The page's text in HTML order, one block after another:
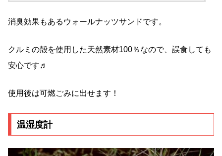
消臭効果もあるウォールナッツサンドです。
クルミの殻を使用した天然素材100％なので、誤食しても
安心です♬
使用後は可燃ごみに出せます！
温湿度計